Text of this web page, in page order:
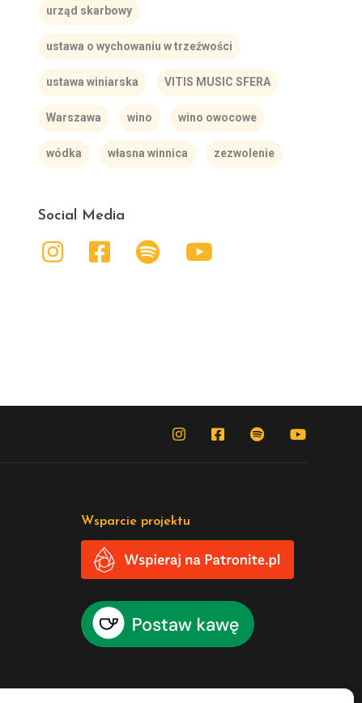
urząd skarbowy
ustawa o wychowaniu w trzeźwości
ustawa winiarska VITIS MUSIC SFERA
Warszawa wino wino owocowe
wódka własna winnica zezwolenie
Social Media
Wsparcie projektu